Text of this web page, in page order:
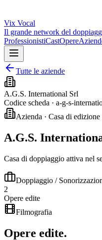
Vix Vocal
Il grande network del
ProfessionistiCastOpere
Tutte le aziende
A.G.S. International Srl
Codice scheda · a-g-s-
Azienda · Casa di edizione
A.G.S.
Casa di doppiaggio attiva nel
Doppiaggio /
2
Opere edite
Filmografia
Opere edite.